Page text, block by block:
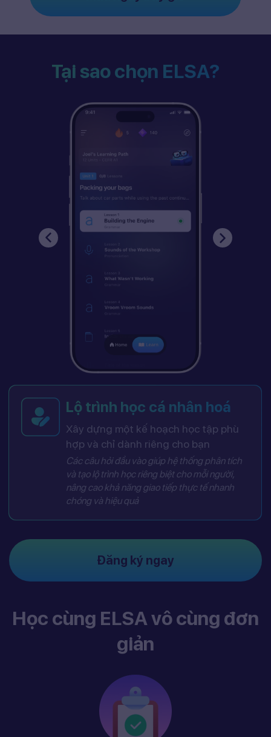
Tại sao chọn ELSA?
Lộ trình học cá nhân hoá
Xây dựng một kế hoạch học tập phù
hợp và chỉ dành riêng cho bạn
Các câu hỏi đầu vào giúp hệ thống phân tích
và tạo lộ trình học riêng biệt cho mỗi người,
nâng cao khả năng giao tiếp thực tế nhanh
chóng và hiệu quả
Đăng ký ngay
Học cùng ELSA vô cùng đơn
giản